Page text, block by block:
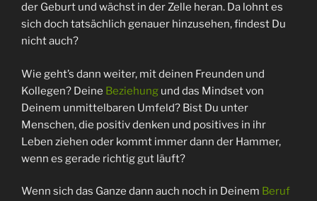
der Geburt und wächst in der Zelle heran. Da lohnt es
sich doch tatsächlich genauer hinzusehen, findest Du
nicht auch?
Wie geht’s dann weiter, mit deinen Freunden und
Kollegen? Deine Beziehung und das Mindset von
Deinem unmittelbaren Umfeld? Bist Du unter
Menschen, die positiv denken und positives in ihr
Leben ziehen oder kommt immer dann der Hammer,
wenn es gerade richtig gut läuft?
Wenn sich das Ganze dann auch noch in Deinem Beruf